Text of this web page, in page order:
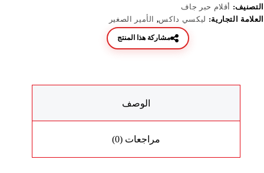
التصنيف: أقلام حبر جاف
العلامة التجارية: ليكسي داكس, الأمير الصغير
مشاركة هذا المنتج
الوصف
مراجعات (0)